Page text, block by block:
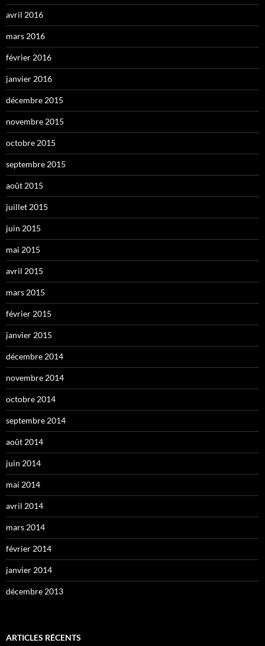
avril 2016
mars 2016
février 2016
janvier 2016
décembre 2015
novembre 2015
octobre 2015
septembre 2015
août 2015
juillet 2015
juin 2015
mai 2015
avril 2015
mars 2015
février 2015
janvier 2015
décembre 2014
novembre 2014
octobre 2014
septembre 2014
août 2014
juin 2014
mai 2014
avril 2014
mars 2014
février 2014
janvier 2014
décembre 2013
ARTICLES RÉCENTS